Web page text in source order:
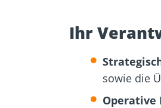
Ihr
sowie die
Operative